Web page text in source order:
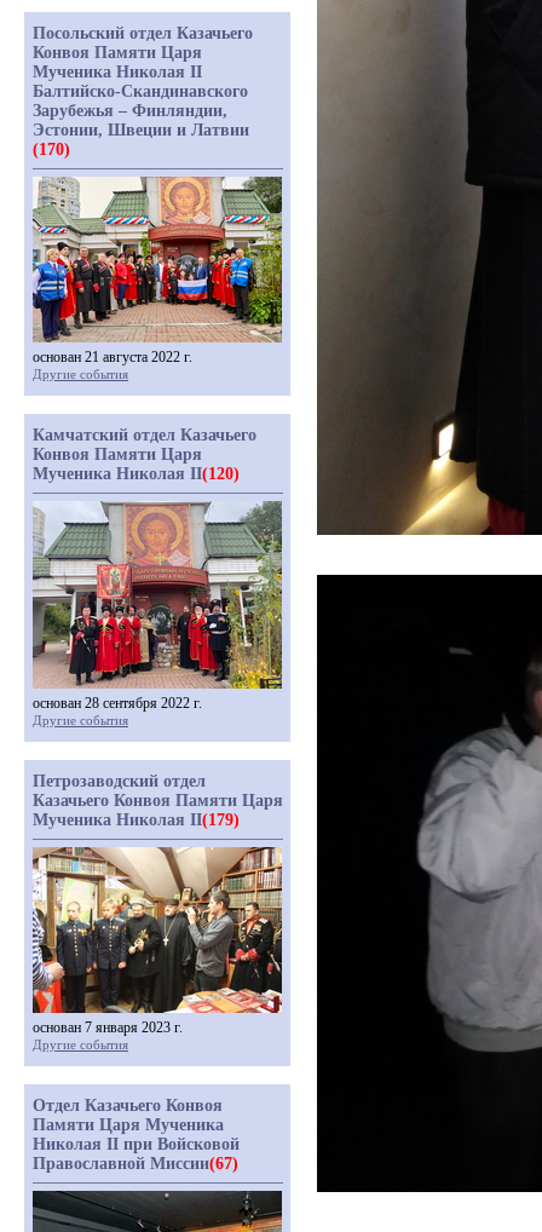
Посольский отдел Казачьего
Конвоя Памяти Царя
Мученика Николая II
Балтийско-Скандинавского
Зарубежья – Финляндии,
Эстонии, Швеции и Латвии
(170)
основан 21 августа 2022 г.
Другие события
Камчатский отдел Казачьего
Конвоя Памяти Царя
Мученика Николая II(120)
основан 28 сентября 2022 г.
Другие события
Петрозаводский отдел
Казачьего Конвоя Памяти Царя
Мученика Николая II(179)
основан 7 января 2023 г.
Другие события
Отдел Казачьего Конвоя
Памяти Царя Мученика
Николая II при Войсковой
Православной Миссии(67)